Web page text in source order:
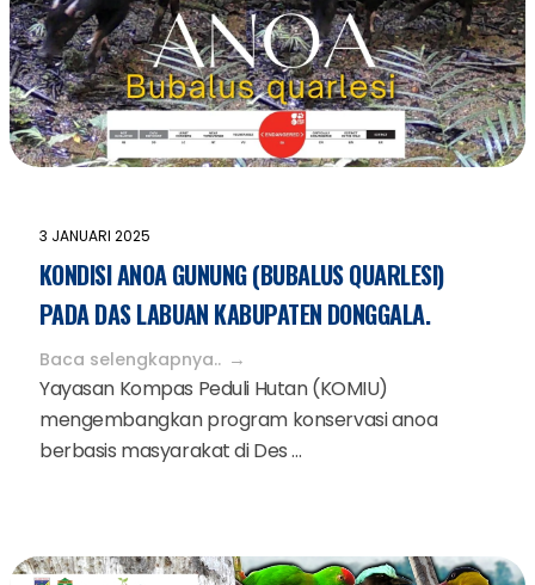
3 JANUARI 2025
KONDISI ANOA GUNUNG (BUBALUS QUARLESI)
PADA DAS LABUAN KABUPATEN DONGGALA.
Baca selengkapnya..
Yayasan Kompas Peduli Hutan (KOMIU)
mengembangkan program konservasi anoa
berbasis masyarakat di Des ...